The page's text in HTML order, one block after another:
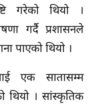
गरेको थियो ।
गर्दै प्रशासनले
पाएको थियो ।
एक सातासम्म
थियो । सांस्कृतिक